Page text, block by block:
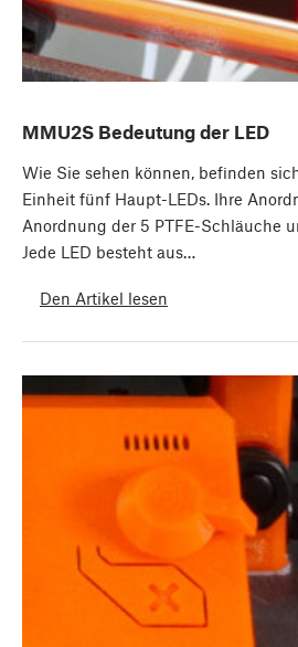
MMU2S Bedeutung der LED
Wie Sie sehen können, befinden
Einheit fünf Haupt-LEDs. Ihre
Anordnung der 5 PTFE-Schläuche
Jede LED besteht aus…
Den Artikel lesen